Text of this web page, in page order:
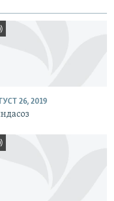
26, 2019